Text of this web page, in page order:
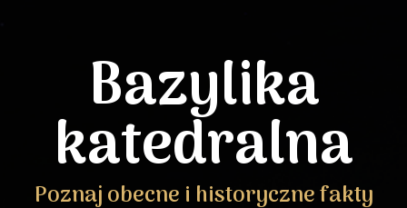
Bazylika
katedralna
Poznaj obecne i historyczne fakty